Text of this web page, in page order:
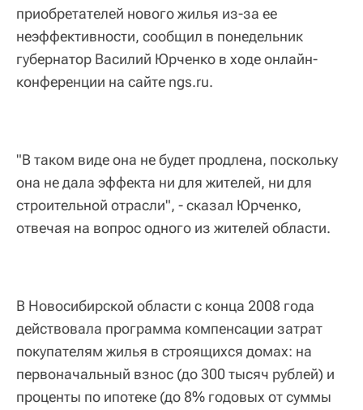
приобретателей нового жилья из-за ее
неэффективности, сообщил в понедельник
губернатор Василий Юрченко в ходе онлайн-
конференции на сайте ngs.ru.
"В таком виде она не будет продлена, поскольку
она не дала эффекта ни для жителей, ни для
строительной отрасли", - сказал Юрченко,
отвечая на вопрос одного из жителей области.
В Новосибирской области с конца 2008 года
действовала программа компенсации затрат
покупателям жилья в строящихся домах: на
первоначальный взнос (до 300 тысяч рублей) и
проценты по ипотеке (до 8% годовых от суммы